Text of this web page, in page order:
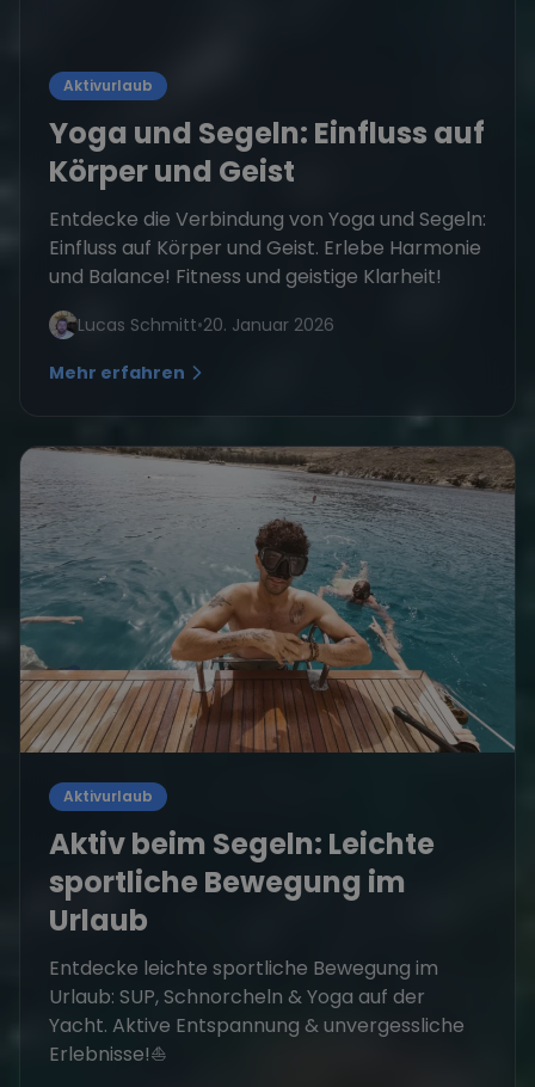
Aktivurlaub
Yoga und Segeln: Einfluss auf
Körper und Geist
Entdecke die Verbindung von Yoga und Segeln:
Einfluss auf Körper und Geist. Erlebe Harmonie
und Balance! Fitness und geistige Klarheit!
Lucas Schmitt•20. Januar 2026
Mehr erfahren
Aktivurlaub
Aktiv beim Segeln: Leichte
sportliche Bewegung im
Urlaub
Entdecke leichte sportliche Bewegung im
Urlaub: SUP, Schnorcheln & Yoga auf der
Yacht. Aktive Entspannung & unvergessliche
Erlebnisse!⛵